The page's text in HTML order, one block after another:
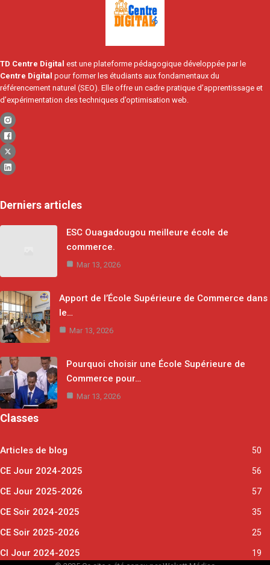
TD Centre Digital est une plateforme pédagogique développée par le
Centre Digital pour former les étudiants aux fondamentaux du
référencement naturel (SEO). Elle offre un cadre pratique d’apprentissage et
d’expérimentation des techniques d’optimisation web.
Derniers articles
ESC Ouagadougou meilleure école de
commerce.
Mar 13, 2026
Apport de l’École Supérieure de Commerce dans
le…
Mar 13, 2026
Pourquoi choisir une École Supérieure de
Commerce pour…
Mar 13, 2026
Classes
Articles de blog 50
CE Jour 2024-2025 56
CE Jour 2025-2026 57
CE Soir 2024-2025 35
CE Soir 2025-2026 25
CI Jour 2024-2025 19